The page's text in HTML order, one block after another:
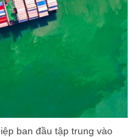
ban đầu tập trung vào